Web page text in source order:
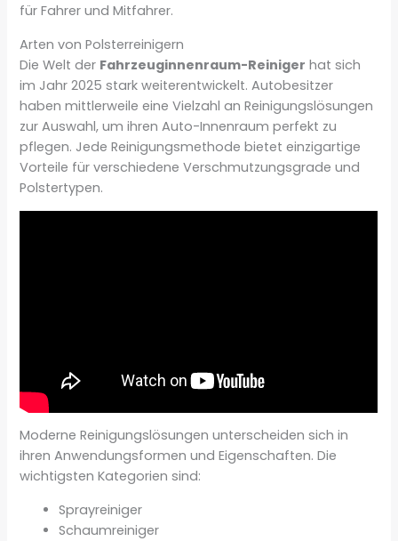
für Fahrer und Mitfahrer.
Arten von Polsterreinigern
Die Welt der Fahrzeuginnenraum-Reiniger hat sich
im Jahr 2025 stark weiterentwickelt. Autobesitzer
haben mittlerweile eine Vielzahl an Reinigungslösungen
zur Auswahl, um ihren Auto-Innenraum perfekt zu
pflegen. Jede Reinigungsmethode bietet einzigartige
Vorteile für verschiedene Verschmutzungsgrade und
Polstertypen.
Moderne Reinigungslösungen unterscheiden sich in
ihren Anwendungsformen und Eigenschaften. Die
wichtigsten Kategorien sind:
Sprayreiniger
Schaumreiniger